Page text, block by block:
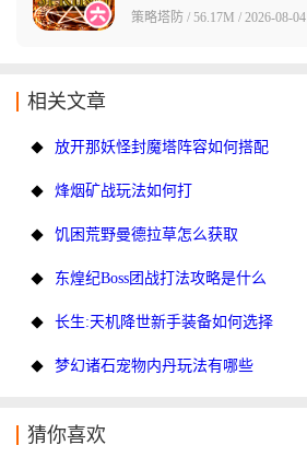
策略塔防 / 56.17M / 2026-08-04
相关文章
放开那妖怪封魔塔阵容如何搭配
烽烟矿战玩法如何打
饥困荒野曼德拉草怎么获取
东煌纪Boss团战打法攻略是什么
长生:天机降世新手装备如何选择
梦幻诸石宠物内丹玩法有哪些
猜你喜欢